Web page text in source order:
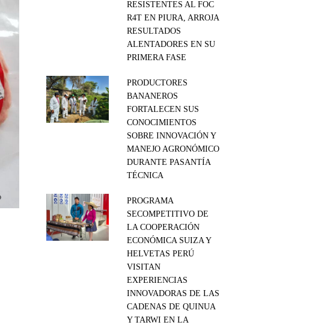
RESISTENTES AL FOC
R4T EN PIURA, ARROJA
RESULTADOS
ALENTADORES EN SU
PRIMERA FASE
PRODUCTORES
BANANEROS
FORTALECEN SUS
CONOCIMIENTOS
SOBRE INNOVACIÓN Y
MANEJO AGRONÓMICO
DURANTE PASANTÍA
TÉCNICA
PROGRAMA
SECOMPETITIVO DE
LA COOPERACIÓN
ECONÓMICA SUIZA Y
HELVETAS PERÚ
VISITAN
EXPERIENCIAS
INNOVADORAS DE LAS
CADENAS DE QUINUA
Y TARWI EN LA